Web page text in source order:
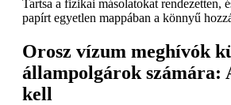
Tartsa a fizikai másolatokat rendezetten,
papírt egyetlen mappában a könnyű
Orosz vízum meghívók
állampolgárok számára:
kell